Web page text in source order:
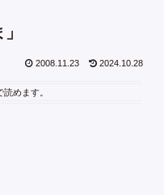
2008.11.23 2024.10.28
読めます。